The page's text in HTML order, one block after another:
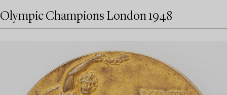
Olympic Champions London 1948